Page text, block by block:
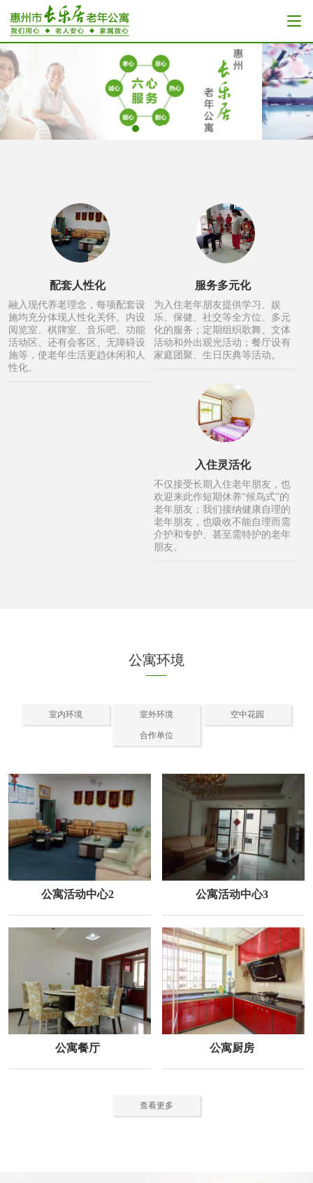
配套人性化
融入现代养老理念，每项配套设
施均充分体现人性化关怀。内设
阅览室、棋牌室、音乐吧、功能
活动区、还有会客区、无障碍设
施等，使老年生活更趋休闲和人
性化。
服务多元化
为入住老年朋友提供学习、娱
乐、保健、社交等全方位、多元
化的服务；定期组织歌舞、文体
活动和外出观光活动；餐厅设有
家庭团聚、生日庆典等活动。
入住灵活化
不仅接受长期入住老年朋友，也
欢迎来此作短期休养“候鸟式”的
老年朋友；我们接纳健康自理的
老年朋友，也吸收不能自理而需
介护和专护、甚至需特护的老年
朋友。
公寓环境
室内环境 室外环境 空中花园
合作单位
公寓活动中心2 公寓活动中心3
公寓餐厅 公寓厨房
查看更多